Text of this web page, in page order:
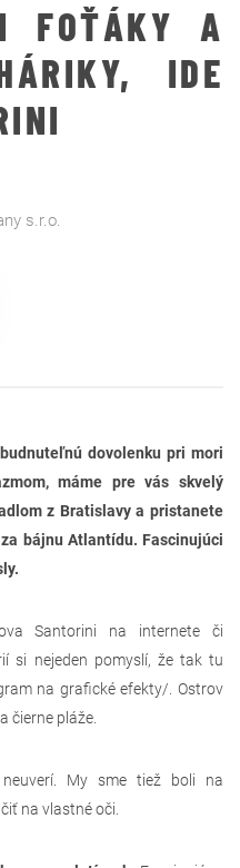
FOŤÁKY A
IDE
s.r.o.
dovolenku pri mori
máme pre vás skvelý
z Bratislavy a pristanete
bájnu Atlantídu. Fascinujúci
Santorini na internete či
si nejeden pomyslí, že tak tu
na grafické efekty/. Ostrov
čierne pláže.
My sme tiež boli na
na vlastné oči.